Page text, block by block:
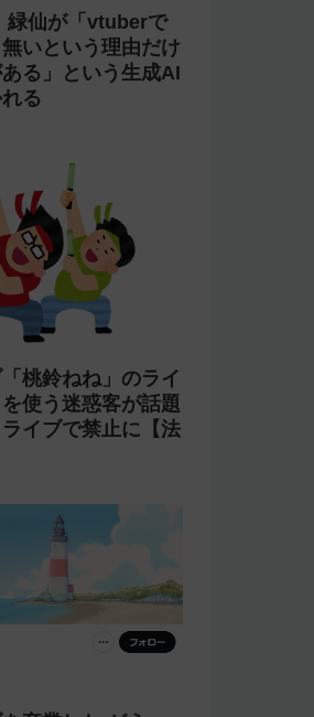
緑仙が「vtuberで
いという理由だけ
る」という生成AI
る
桃鈴ねね」のライ
使う迷惑客が話題
イブで禁止に【法